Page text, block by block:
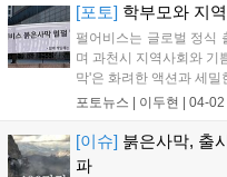
[포토] 학부모와 지
펄어비스는 글로벌 정식
며 과천시 지역사회와 기
막'은 화려한 액션과 세
세워 전 세계 유저들의
으며, 이어 출시 12일 만
포토뉴스 | 이두현 04-02
[이슈] 붉은사막, 출
파